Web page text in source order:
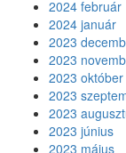
2024 február
2024 január
2023
2023
2023 október
2023
2023
2023 június
2023 május